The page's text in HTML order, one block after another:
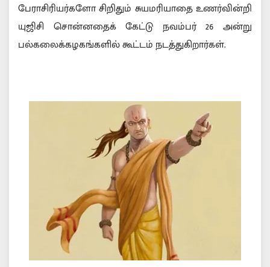
பேராசிரியர்களோ சிறிதும் சுயமரியாதை உணர்வின்றி
யுஜிசி சொன்னதைக் கேட்டு நவம்பர் 26 அன்று
பல்கலைக்கழகங்களில் கூட்டம் நடத்துகிறார்கள்.